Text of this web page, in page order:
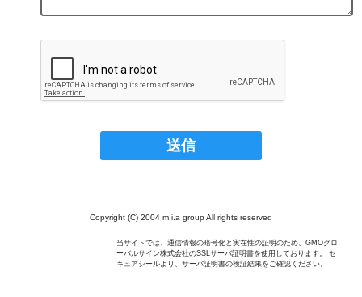
Copyright (C) 2004 m.i.a group All rights reserved
当サイトでは、通信情報の暗号化と実在性の証明のため、GMOグロ
ーバルサイン株式会社のSSLサーバ証明書を使用しております。 セ
キュアシールより、サーバ証明書の検証結果をご確認ください。